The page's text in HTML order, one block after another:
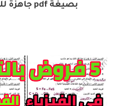
بصيغة pdf جاهزة للطباعة